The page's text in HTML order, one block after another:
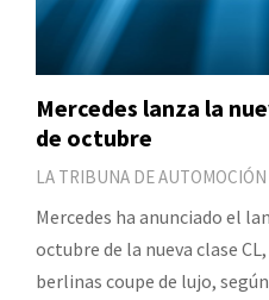
Mercedes lanza la
de octubre
LA TRIBUNA DE AUTOMOCIÓN
Mercedes ha anunciado el
octubre de la nueva clase
berlinas coupe de lujo,